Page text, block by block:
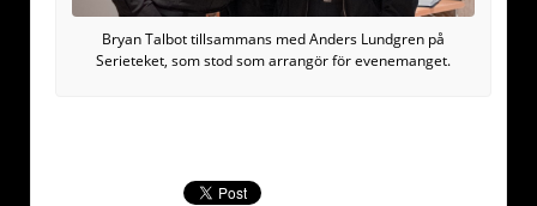
Bryan Talbot tillsammans med Anders Lundgren på
Serieteket, som stod som arrangör för evenemanget.